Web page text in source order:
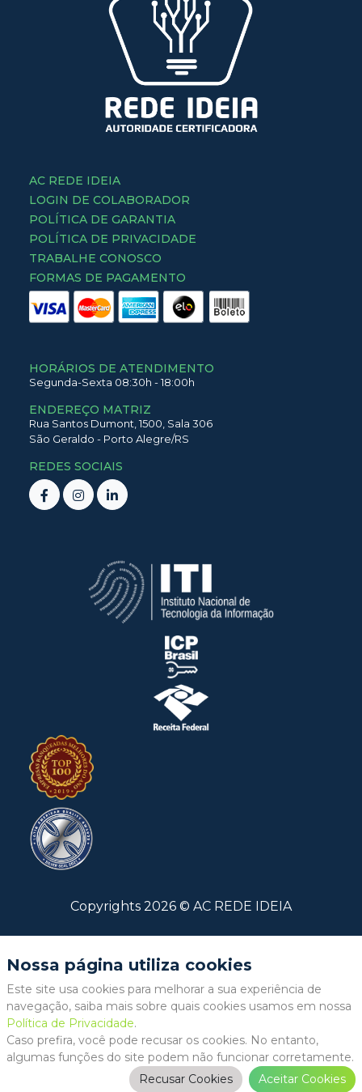
AC REDE IDEIA
LOGIN DE COLABORADOR
POLÍTICA DE GARANTIA
POLÍTICA DE PRIVACIDADE
TRABALHE CONOSCO
FORMAS DE PAGAMENTO
HORÁRIOS DE ATENDIMENTO
Segunda-Sexta 08:30h - 18:00h
ENDEREÇO MATRIZ
Rua Santos Dumont,1500, Sala 306
São Geraldo - Porto Alegre/RS
REDES SOCIAIS
Copyrights 2026 © AC REDE IDEIA
Nossa página utiliza cookies
Este site usa cookies para melhorar a sua experiência de
navegação, saiba mais sobre quais cookies usamos em nossa
Política de Privacidade.
Caso prefira, você pode recusar os cookies. No entanto,
algumas funções do site podem não funcionar corretamente.
Recusar Cookies
Aceitar Cookies